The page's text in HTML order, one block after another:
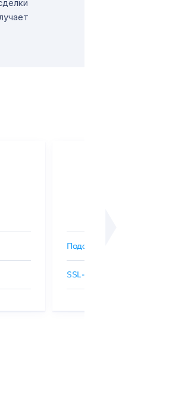
Подобрать SSL-сертификат
SSL-сертификаты GlobalSign